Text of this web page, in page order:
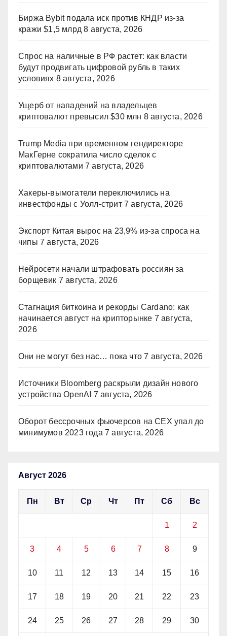
Биржа Bybit подала иск против КНДР из‑за
кражи $1,5 млрд 8 августа, 2026
Спрос на наличные в РФ растет: как власти
будут продвигать цифровой рубль в таких
условиях 8 августа, 2026
Ущерб от нападений на владельцев
криптовалют превысил $30 млн 8 августа, 2026
Trump Media при временном гендиректоре
МакГерне сократила число сделок с
криптовалютами 7 августа, 2026
Хакеры-вымогатели переключились на
инвестфонды с Уолл-стрит 7 августа, 2026
Экспорт Китая вырос на 23,9% из-за спроса на
чипы 7 августа, 2026
Нейросети начали штрафовать россиян за
борщевик 7 августа, 2026
Стагнация биткоина и рекорды Cardano: как
начинается август на крипторынке 7 августа,
2026
Они не могут без нас… пока что 7 августа, 2026
Источники Bloomberg раскрыли дизайн нового
устройства OpenAI 7 августа, 2026
Оборот бессрочных фьючерсов на CEX упал до
минимумов 2023 года 7 августа, 2026
Август 2026
Пн Вт Ср Чт Пт Сб Вс
1 2
3 4 5 6 7 8 9
10 11 12 13 14 15 16
17 18 19 20 21 22 23
24 25 26 27 28 29 30